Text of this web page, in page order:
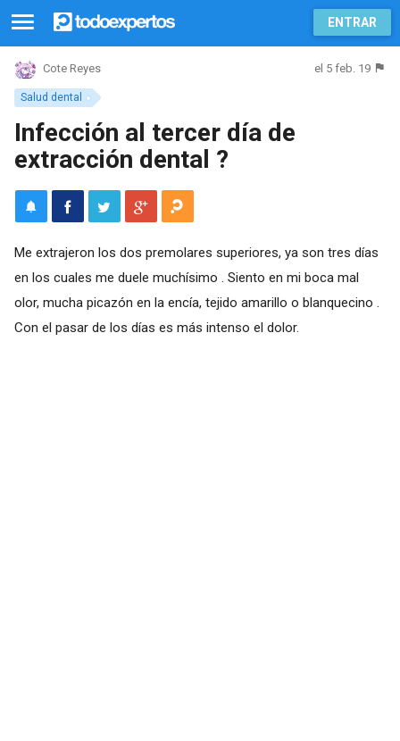
ENTRAR
Salud dental
Cote Reyes el 5 feb. 19
Infección al tercer día de
extracción dental ?
Me extrajeron los dos premolares superiores, ya son tres días
en los cuales me duele muchísimo . Siento en mi boca mal
olor, mucha picazón en la encía, tejido amarillo o blanquecino .
Con el pasar de los días es más intenso el dolor.